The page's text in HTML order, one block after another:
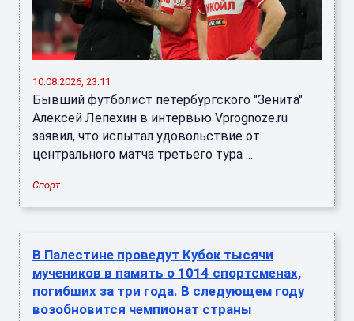
10.08.2026, 23:11
Бывший футболист петербургского "Зенита"
Алексей Лепехин в интервью Vprognoze.ru
заявил, что испытал удовольствие от
центрального матча третьего тура ...
Спорт
В Палестине проведут Кубок тысячи
мучеников в память о 1014 спортсменах,
погибших за три года. В следующем году
возобновится чемпионат страны